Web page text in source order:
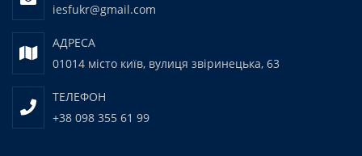
iesfukr@gmail.com
АДРЕСА
01014 місто київ, вулиця звіринецька, 63
ТЕЛЕФОН
+38 098 355 61 99